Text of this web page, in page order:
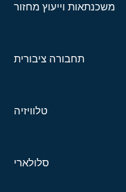
משכנתאות וייעוץ מחזור
תחבורה ציבורית
טלוויזיה
סלולארי